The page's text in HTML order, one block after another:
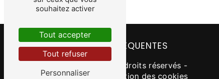
RECHERCHES FRÉQUENTES
- 2026 - Tous droits réservés -
Mentions légales
Gestion des cookies
souhaitez activer
Tout accepter
Tout refuser
Personnaliser